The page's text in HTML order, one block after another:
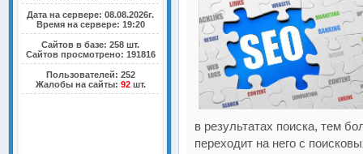
Дата на сервере: 08.08.2026г.
Время на сервере: 19:20
Сайтов в базе: 258 шт.
Сайтов просмотрено: 191816
Пользователей: 252
Жалобы на сайты: 92шт.
в результатах поиска, тем
переходит на него с